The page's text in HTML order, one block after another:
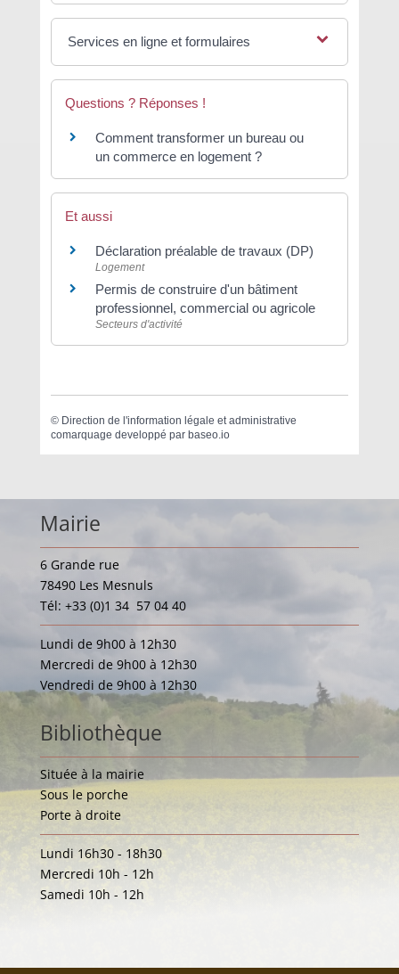
Services en ligne et formulaires
Questions ? Réponses !
Comment transformer un bureau ou
un commerce en logement ?
Et aussi
Déclaration préalable de travaux (DP)
Logement
Permis de construire d'un bâtiment
professionnel, commercial ou agricole
Secteurs d'activité
© Direction de l'information légale et administrative
comarquage developpé par baseo.io
Mairie
6 Grande rue
78490 Les Mesnuls
Tél: +33 (0)1 34 57 04 40
Lundi de 9h00 à 12h30
Mercredi de 9h00 à 12h30
Vendredi de 9h00 à 12h30
Bibliothèque
Située à la mairie
Sous le porche
Porte à droite
Lundi 16h30 - 18h30
Mercredi 10h - 12h
Samedi 10h - 12h